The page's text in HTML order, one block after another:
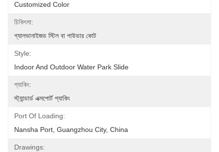
Customized Color
চিকিৎসা:
গ্যালভানাইজড স্টিল বা পাউডার কোট
Style:
Indoor And Outdoor Water Park Slide
প্যাকিং:
স্ট্যান্ডার্ড এক্সপোর্ট প্যাকিং
Port Of Loading:
Nansha Port, Guangzhou City, China
Drawings: